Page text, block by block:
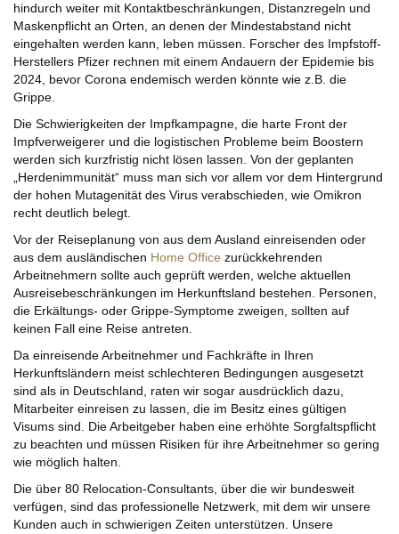
hindurch weiter mit Kontaktbeschränkungen, Distanzregeln und
Maskenpflicht an Orten, an denen der Mindestabstand nicht
eingehalten werden kann, leben müssen. Forscher des Impfstoff-
Herstellers Pfizer rechnen mit einem Andauern der Epidemie bis
2024, bevor Corona endemisch werden könnte wie z.B. die
Grippe.
Die Schwierigkeiten der Impfkampagne, die harte Front der
Impfverweigerer und die logistischen Probleme beim Boostern
werden sich kurzfristig nicht lösen lassen. Von der geplanten
„Herdenimmunität“ muss man sich vor allem vor dem Hintergrund
der hohen Mutagenität des Virus verabschieden, wie Omikron
recht deutlich belegt.
Vor der Reiseplanung von aus dem Ausland einreisenden oder
aus dem ausländischen Home Office zurückkehrenden
Arbeitnehmern sollte auch geprüft werden, welche aktuellen
Ausreisebeschränkungen im Herkunftsland bestehen. Personen,
die Erkältungs- oder Grippe-Symptome zweigen, sollten auf
keinen Fall eine Reise antreten.
Da einreisende Arbeitnehmer und Fachkräfte in Ihren
Herkunftsländern meist schlechteren Bedingungen ausgesetzt
sind als in Deutschland, raten wir sogar ausdrücklich dazu,
Mitarbeiter einreisen zu lassen, die im Besitz eines gültigen
Visums sind. Die Arbeitgeber haben eine erhöhte Sorgfaltspflicht
zu beachten und müssen Risiken für ihre Arbeitnehmer so gering
wie möglich halten.
Die über 80 Relocation-Consultants, über die wir bundesweit
verfügen, sind das professionelle Netzwerk, mit dem wir unsere
Kunden auch in schwierigen Zeiten unterstützen. Unsere